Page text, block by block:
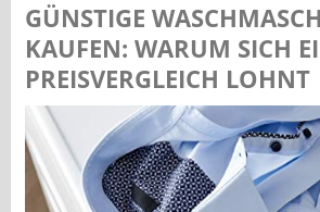
GÜNSTIGE
KAUFEN: WARUM SICH
PREISVERGLEICH LOHNT